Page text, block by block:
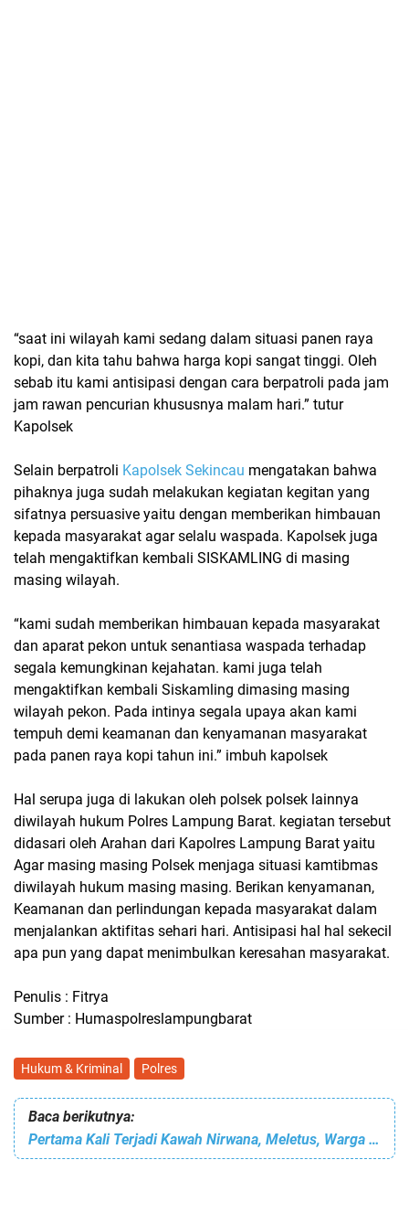
“saat ini wilayah kami sedang dalam situasi panen raya
kopi, dan kita tahu bahwa harga kopi sangat tinggi. Oleh
sebab itu kami antisipasi dengan cara berpatroli pada jam
jam rawan pencurian khususnya malam hari.” tutur
Kapolsek
Selain berpatroli Kapolsek Sekincau mengatakan bahwa
pihaknya juga sudah melakukan kegiatan kegitan yang
sifatnya persuasive yaitu dengan memberikan himbauan
kepada masyarakat agar selalu waspada. Kapolsek juga
telah mengaktifkan kembali SISKAMLING di masing
masing wilayah.
“kami sudah memberikan himbauan kepada masyarakat
dan aparat pekon untuk senantiasa waspada terhadap
segala kemungkinan kejahatan. kami juga telah
mengaktifkan kembali Siskamling dimasing masing
wilayah pekon. Pada intinya segala upaya akan kami
tempuh demi keamanan dan kenyamanan masyarakat
pada panen raya kopi tahun ini.” imbuh kapolsek
Hal serupa juga di lakukan oleh polsek polsek lainnya
diwilayah hukum Polres Lampung Barat. kegiatan tersebut
didasari oleh Arahan dari Kapolres Lampung Barat yaitu
Agar masing masing Polsek menjaga situasi kamtibmas
diwilayah hukum masing masing. Berikan kenyamanan,
Keamanan dan perlindungan kepada masyarakat dalam
menjalankan aktifitas sehari hari. Antisipasi hal hal sekecil
apa pun yang dapat menimbulkan keresahan masyarakat.
Penulis : Fitrya
Sumber : Humaspolreslampungbarat
Hukum & Kriminal Polres
Baca berikutnya:
Pertama Kali Terjadi Kawah Nirwana, Meletus, Warga Panik